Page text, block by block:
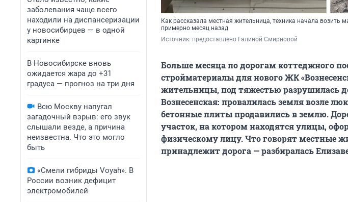
заболевания чаще всего
находили на диспансеризации
у новосибирцев — в одной
картинке
В Новосибирске вновь
ожидается жара до +31
градуса — прогноз на три дня
Всю Москву напугал
загадочный взрыв: его звук
слышали везде, а причина
неизвестна. Что это могло
быть
«Смели гибриды Voyah». В
России возник дефицит
электромобилей
Как рассказала местная жительница, техника начала возить
примерно месяц назад
Источник: предоставлено Галиной Смирновой
Больше месяца по дорогам коттеджного
стройматериалы для нового ЖК
жительницы, под тяжестью разрушилась
Вознесенская: провалилась земля возле
бетонные плиты продавились в землю.
участок, на котором находятся улицы,
физическому лицу. Что говорят местные
принадлежит дорога — разбиралась